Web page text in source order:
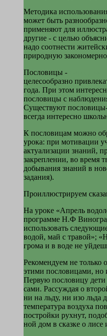
Методика
может быть
применяют для
другие - с целью
надо соотнести
природную
Пословицы -
целесообразно
года. При этом
пословицы с
Существуют
всегда интересно
К пословицам можно
урока: при мотивации
актуализации знаний,
закреплении, во время
добывания знаний в
задания).
Проиллюстрируем
На уроке «Апрель
программе Н.Ф
использовать
водой, май с травой»;
грома и в воде не
Рекомендуем не только
этими пословицами, но
Первую пословицу дети
сами. Рассуждая о
ни на льду, ни изо льда
темпера­тура воздуха
построй­ки рухнут,
ной дом в сказке о лисе